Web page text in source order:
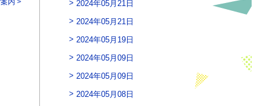
内 >
2024年05月21日
2024年05月21日
2024年05月19日
2024年05月09日
2024年05月09日
2024年05月08日